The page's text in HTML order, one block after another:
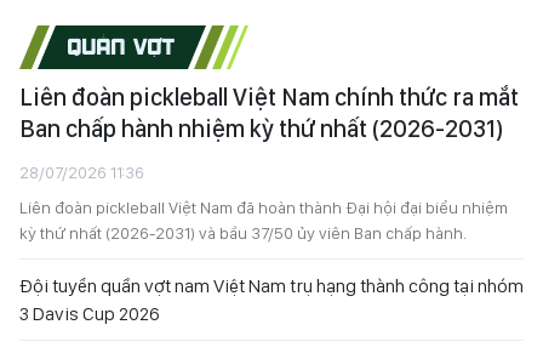
QUẦN VỢT
Liên đoàn pickleball Việt Nam chính thức ra mắt
Ban chấp hành nhiệm kỳ thứ nhất (2026-2031)
28/07/2026 11:36
Liên đoàn pickleball Việt Nam đã hoàn thành Đại hội đại biểu nhiệm
kỳ thứ nhất (2026-2031) và bầu 37/50 ủy viên Ban chấp hành.
Đội tuyển quần vợt nam Việt Nam trụ hạng thành công tại nhóm
3 Davis Cup 2026